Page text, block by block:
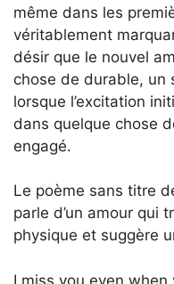
même dans les
véritablement
désir que le nouvel
chose de durable, un
lorsque l’excitation
dans quelque chose
engagé.
Le poème sans titre
parle d’un amour qui
physique et suggère
I miss you even